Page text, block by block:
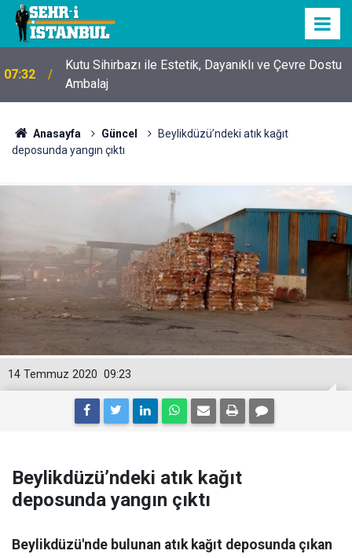
07:32
Kutu Sihirbazı ile Estetik, Dayanıklı ve Çevre Dostu
Ambalaj
Anasayfa Güncel
Beylikdüzü’ndeki atık kağıt
deposunda yangın çıktı
09:23
14 Temmuz 2020
Beylikdüzü’ndeki atık kağıt
deposunda yangın çıktı
Beylikdüzü'nde bulunan atık kağıt deposunda çıkan